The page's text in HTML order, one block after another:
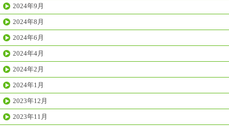
2024年9月
2024年8月
2024年6月
2024年4月
2024年2月
2024年1月
2023年12月
2023年11月